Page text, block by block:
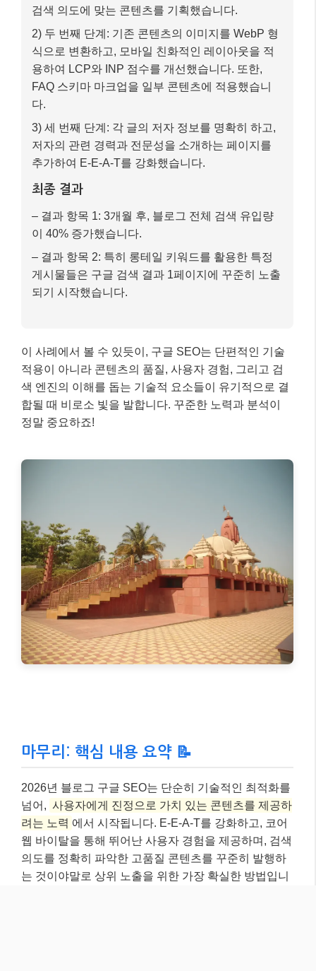
검색 의도에 맞는 콘텐츠를 기획했습니다.
2) 두 번째 단계: 기존 콘텐츠의 이미지를 WebP 형
식으로 변환하고, 모바일 친화적인 레이아웃을 적
용하여 LCP와 INP 점수를 개선했습니다. 또한,
FAQ 스키마 마크업을 일부 콘텐츠에 적용했습니
다.
3) 세 번째 단계: 각 글의 저자 정보를 명확히 하고,
저자의 관련 경력과 전문성을 소개하는 페이지를
추가하여 E-E-A-T를 강화했습니다.
최종 결과
– 결과 항목 1: 3개월 후, 블로그 전체 검색 유입량
이 40% 증가했습니다.
– 결과 항목 2: 특히 롱테일 키워드를 활용한 특정
게시물들은 구글 검색 결과 1페이지에 꾸준히 노출
되기 시작했습니다.
이 사례에서 볼 수 있듯이, 구글 SEO는 단편적인 기술
적용이 아니라 콘텐츠의 품질, 사용자 경험, 그리고 검
색 엔진의 이해를 돕는 기술적 요소들이 유기적으로 결
합될 때 비로소 빛을 발합니다. 꾸준한 노력과 분석이
정말 중요하죠!
마무리: 핵심 내용 요약 📝
2026년 블로그 구글 SEO는 단순히 기술적인 최적화를
넘어, 사용자에게 진정으로 가치 있는 콘텐츠를 제공하
려는 노력 에서 시작됩니다. E-E-A-T를 강화하고, 코어
웹 바이탈을 통해 뛰어난 사용자 경험을 제공하며, 검색
의도를 정확히 파악한 고품질 콘텐츠를 꾸준히 발행하
는 것이야말로 상위 노출을 위한 가장 확실한 방법입니